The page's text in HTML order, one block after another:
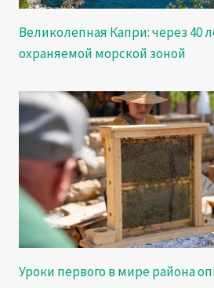
Великолепная Капри: через 40
охраняемой морской зоной
Уроки первого в мире района